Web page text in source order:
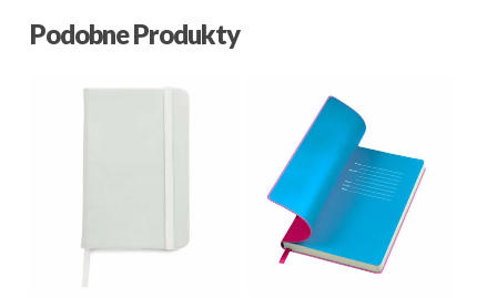
Podobne Produkty
27.39zł